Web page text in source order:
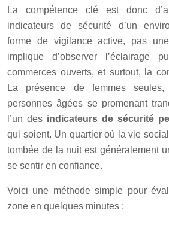
La compétence clé est donc
indicateurs de sécurité d’un
forme de vigilance active, pas
implique d’observer l’éclairage
commerces ouverts, et surtout, la
La présence de femmes
personnes âgées se promenant
l’un des indicateurs de sécurité
qui soient. Un quartier où la vie
tombée de la nuit est généralement
se sentir en confiance.
Voici une méthode simple pour
zone en quelques minutes :